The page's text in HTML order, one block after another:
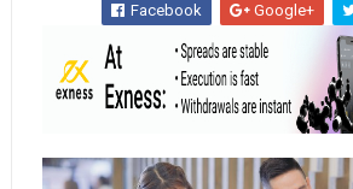
Facebook Google+